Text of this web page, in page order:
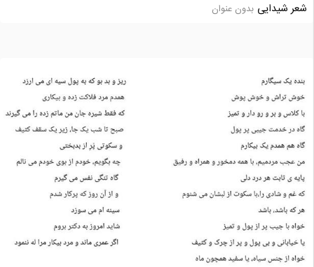
شعر شیدایی بدون عنوان